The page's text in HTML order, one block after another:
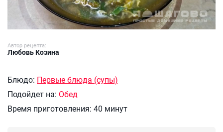
Автор рецепта:
Любовь Козина
Блюдо: Первые блюда (супы)
Подойдет на: Обед
Время приготовления: 40 минут